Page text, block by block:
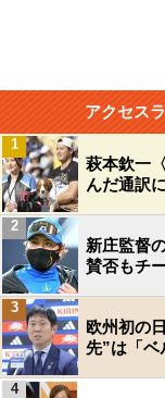
アクセス
萩本欽一
んだ通訳
1
新庄監督
賛否もチ
2
欧州初の
先”は「ベ
3
4